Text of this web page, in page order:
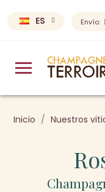
ES Envío:
Inicio Nuestros